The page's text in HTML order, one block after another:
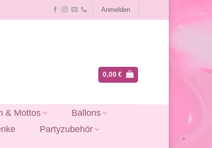
Anmelden
0,00€
& Mottos
Ballons
Partyzubehör